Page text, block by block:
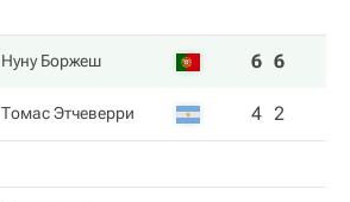
Нуну Боржеш 6 6
Томас Этчеверри 4 2